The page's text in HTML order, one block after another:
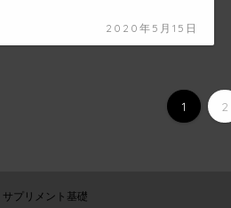
2020年5月15日
1 2
サプリメント基礎